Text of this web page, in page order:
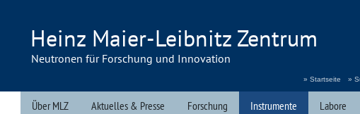
Heinz Maier-Leibnitz Zentrum
Neutronen für Forschung und Innovation
» Startseite »
Über MLZ Aktuelles & Presse Forschung
Instrumente
Labore